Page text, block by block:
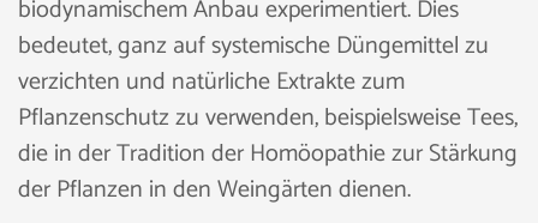
biodynamischem Anbau experimentiert. Dies
bedeutet, ganz auf systemische Düngemittel zu
verzichten und natürliche Extrakte zum
Pflanzenschutz zu verwenden, beispielsweise Tees,
die in der Tradition der Homöopathie zur Stärkung
der Pflanzen in den Weingärten dienen.